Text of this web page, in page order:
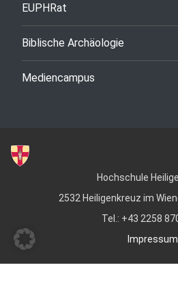
EUPHRat
Biblische Archäologie
Mediencampus
Hochschule
2532 Heiligenkreuz im
Tel.: +43 2258
Impressum